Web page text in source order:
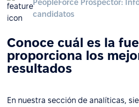
PeopleForce Prospector:
candidatos
Conoce cuál es la
proporciona los
resultados
En nuestra sección de analíticas,